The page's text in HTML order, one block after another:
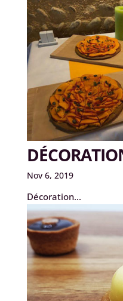
Nov 6, 2019
Décoration...